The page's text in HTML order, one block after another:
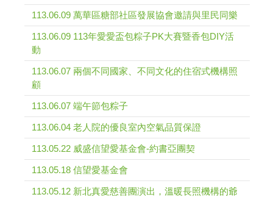
113.06.09 萬華區糖部社區發展協會邀請與里民同樂
113.06.09 113年愛愛盃包粽子PK大賽暨香包DIY活
動
113.06.07 兩個不同國家、不同文化的住宿式機構照
顧
113.06.07 端午節包粽子
113.06.04 老人院的優良室內空氣品質保證
113.05.22 威盛信望愛基金會-約書亞團契
113.05.18 信望愛基金會
113.05.12 新北真愛慈善團演出，溫暖長照機構的爺